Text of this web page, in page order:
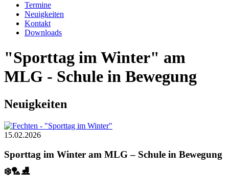
Termine
Neuigkeiten
Kontakt
Downloads
"Sporttag im Winter" am
MLG - Schule in Bewegung
Neuigkeiten
15.02.2026
Sporttag im Winter am MLG – Schule in Bewegung
❄️🏸⛸️